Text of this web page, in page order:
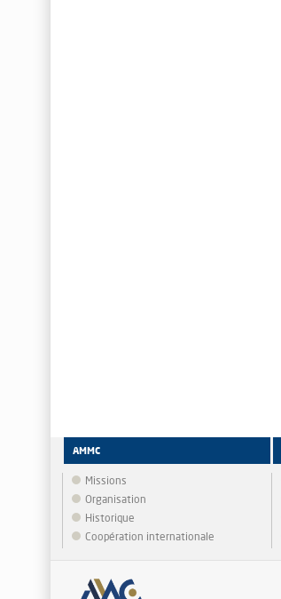
AMMC
Missions
Organisation
Historique
Coopération internationale